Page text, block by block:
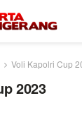
Voli Kapolri Cup
2023